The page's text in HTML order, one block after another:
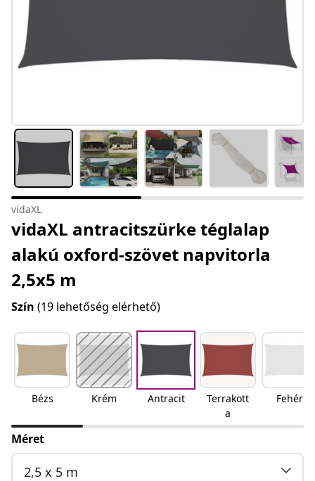
vidaXL
vidaXL antracitszürke téglalap
alakú oxford-szövet napvitorla
2,5x5 m
Szín (19 lehetőség elérhető)
Bézs Krém Antracit
Terrakott
a
Fehér
Méret
2,5 x 5 m